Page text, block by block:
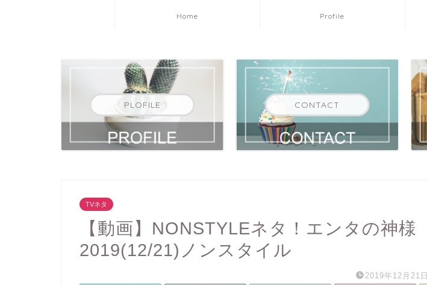
Home Profile
PLOFILE CONTACT
TVネタ
【動画】NONSTYLEネタ！エンタの神様
2019(12/21)ノンスタイル
2019年12月21日